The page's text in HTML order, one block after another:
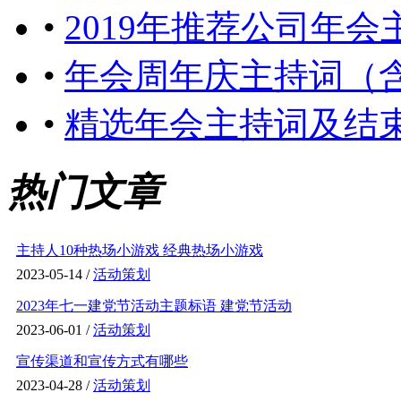
• 2019年推荐公司年会
• 年会周年庆主持词（
• 精选年会主持词及结
热门文章
主持人10种热场小游戏 经典热场小游戏
2023-05-14 /活动策划
2023年七一建党节活动主题标语 建党节活动
2023-06-01 /活动策划
宣传渠道和宣传方式有哪些
2023-04-28 /活动策划